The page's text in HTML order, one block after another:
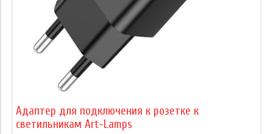
Адаптер для подключения к розетке к
светильникам Art-Lamps